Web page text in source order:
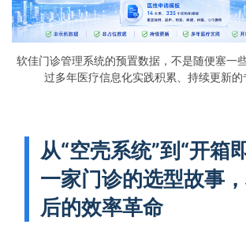
软佳门诊管理系统的预置数据，不是随便塞一
过多年医疗信息化实践积累、持续更新
从“空壳系统”到“开箱
一家门诊的选型故事
后的效率革命